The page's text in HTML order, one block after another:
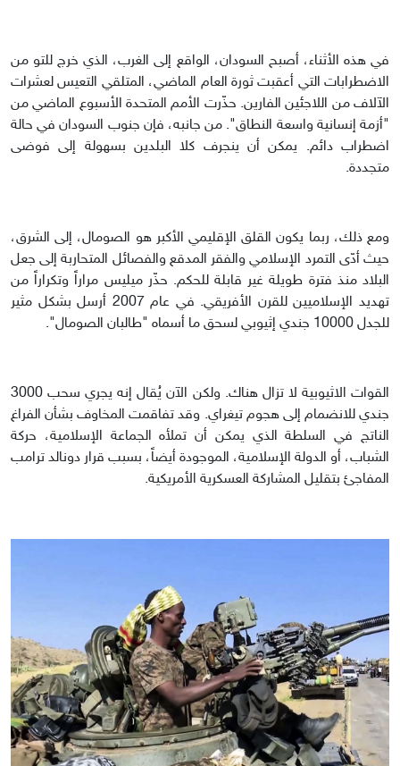
في هذه الأثناء، أصبح السودان، الواقع إلى الغرب، الذي خرج للتو من
الاضطرابات التي أعقبت ثورة العام الماضي، المتلقي التعيس لعشرات
الآلاف من اللاجئين الفارين. حذّرت الأمم المتحدة الأسبوع الماضي من
"أزمة إنسانية واسعة النطاق". من جانبه، فإن جنوب السودان في حالة
اضطراب دائم. يمكن أن ينجرف كلا البلدين بسهولة إلى فوضى
متجددة.
ومع ذلك، ربما يكون القلق الإقليمي الأكبر هو الصومال، إلى الشرق،
حيث أدّى التمرد الإسلامي والفقر المدقع والفصائل المتحاربة إلى جعل
البلاد منذ فترة طويلة غير قابلة للحكم. حذّر ميليس مراراً وتكراراً من
تهديد الإسلاميين للقرن الأفريقي. في عام 2007 أرسل بشكل مثير
للجدل 10000 جندي إثيوبي لسحق ما أسماه "طالبان الصومال".
القوات الاثيوبية لا تزال هناك. ولكن الآن يُقال إنه يجري سحب 3000
جندي للانضمام إلى هجوم تيغراي. وقد تفاقمت المخاوف بشأن الفراغ
الناتج في السلطة الذي يمكن أن تملأه الجماعة الإسلامية، حركة
الشباب، أو الدولة الإسلامية، الموجودة أيضاً، بسبب قرار دونالد ترامب
المفاجئ بتقليل المشاركة العسكرية الأمريكية.